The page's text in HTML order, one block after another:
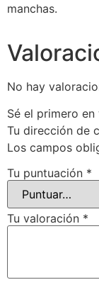
manchas.
No hay
Sé el primero en
Tu dirección de
Los campos
Tu puntuación *
Tu valoración *